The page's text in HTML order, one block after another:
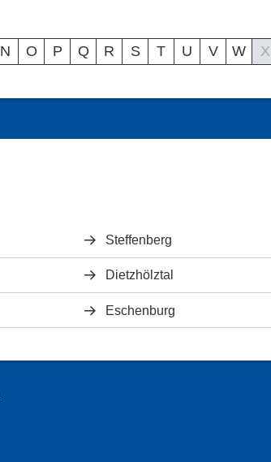
N O P Q R S T U V W X
Steffenberg
Dietzhölztal
Eschenburg